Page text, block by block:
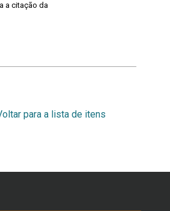
a citação da
para a lista de itens